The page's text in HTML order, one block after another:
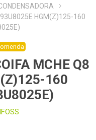
HGM(Z)125-160
MCHE Q8
160